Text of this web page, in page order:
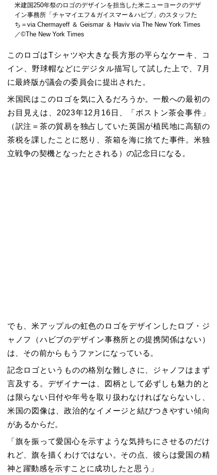
米建国250年祭のロゴのデザインを担当した米ニューヨークのデザ
イン事務所「チャマイエフ＆ガイスマー＆ハビブ」のスタッフた
ち＝via Chermayeff ＆ Geismar ＆ Haviv via The New York Times
／©The New York Times
このロゴはTシャツや大きな長方形の平らなケーキ、コ
イン、野球帽などにデジタル描写して試した上で、7月
に最終版が議会の委員会に提出された。
米国民はこのロゴを気に入るだろうか。一般への最初の
お目見えは、2023年12月16日、「ボストン茶会事件」
（訳注＝茶の貿易を独占していた英国が植民地に高額の
茶税を課したことに怒り、茶箱を海に捨てた事件。米独
立戦争の契機となったとされる）の記念日になる。
でも、米アップルの虹色のロゴをデザインしたロブ・ジ
ャノフ（ハビブのデザイン事務所との提携関係はない）
は、その前からもうファンになっている。
記念ロゴというものの格別な難しさに、ジャノフはまず
言及する。デザイナーは、図柄として必ずしも魅力的と
は限らない日付や年号を取り扱わなければならないし、
米国の図像は、政治的なイメージと結びつきやすい傾向
があるからだ。
「旗を振って愛国心を示すような気持ちにさせるのだけ
れど、旗を描くわけではない。その点、彼らは愛国の精
神と躍動感を示すことに成功したと思う」